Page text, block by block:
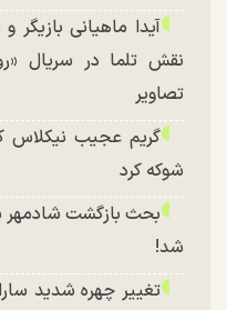
آیدا ماهیانی بازیگر
نقش تلما در سریال
تصاویر
گریم عجیب نیکلاس
شوکه کرد
بحث بازگشت شادمهر
شد!
تغییر چهره شدید